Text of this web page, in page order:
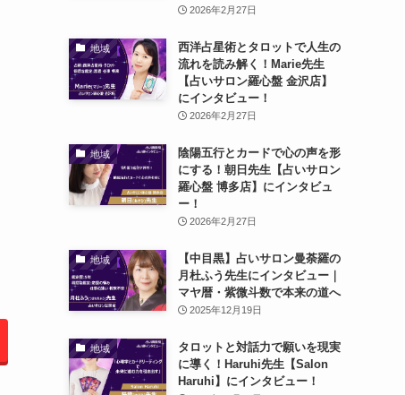
2026年2月27日
地域
西洋占星術とタロットで人生の
流れを読み解く！Marie先生
【占いサロン羅心盤 金沢店】
にインタビュー！
2026年2月27日
地域
陰陽五行とカードで心の声を形
にする！朝日先生【占いサロン
羅心盤 博多店】にインタビュ
ー！
2026年2月27日
地域
【中目黒】占いサロン曼荼羅の
月杜ふう先生にインタビュー｜
マヤ暦・紫微斗数で本来の道へ
2025年12月19日
地域
タロットと対話力で願いを現実
に導く！Haruhi先生【Salon
Haruhi】にインタビュー！